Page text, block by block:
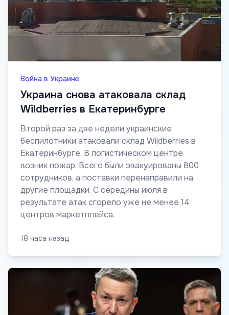
Война в Украине
Украина снова атаковала склад
Wildberries в Екатеринбурге
Второй раз за две недели украинские
беспилотники атаковали склад Wildberries в
Екатеринбурге. В логистическом центре
возник пожар. Всего были эвакуированы 800
сотрудников, а поставки перенаправили на
другие площадки. С середины июля в
результате атак сгорело уже не менее 14
центров маркетплейса.
18 часа назад